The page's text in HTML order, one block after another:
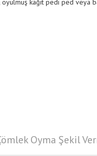
kağıt pedi ped veya
Oyma Şekil